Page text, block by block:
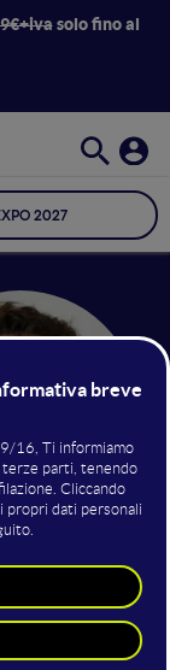
solo fino al
2027
Italia